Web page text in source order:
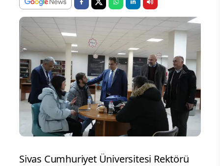
Sivas Cumhuriyet Üniversitesi Rektörü